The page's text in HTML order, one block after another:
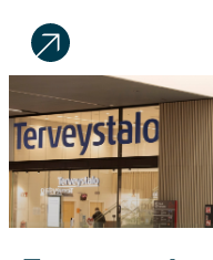
Sijoittaja.fi
Tee
sijoituspäätöksiä